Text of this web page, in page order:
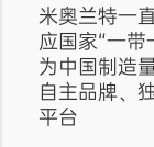
米奥兰特一
应国家“一带
为中国制造
自主品牌、
平台